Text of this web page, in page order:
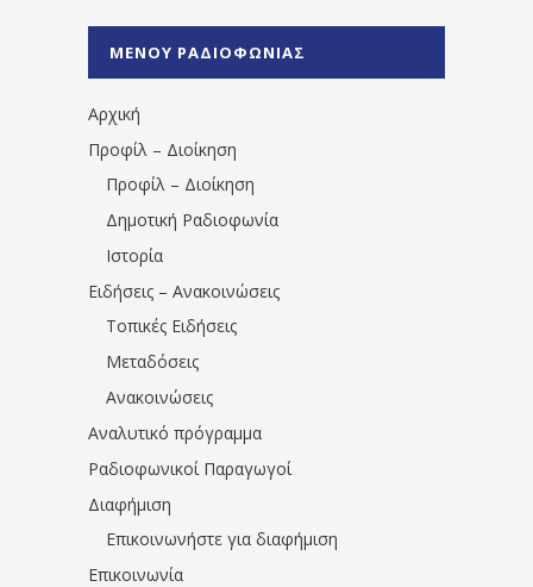
1531194763766854/" artist="" ]
ΜΕΝΟΥ ΡΑΔΙΟΦΩΝΙΑΣ
Αρχική
Προφίλ – Διοίκηση
Προφίλ – Διοίκηση
Δημοτική Ραδιοφωνία
Ιστορία
Ειδήσεις – Ανακοινώσεις
Τοπικές Ειδήσεις
Μεταδόσεις
Ανακοινώσεις
Αναλυτικό πρόγραμμα
Ραδιοφωνικοί Παραγωγοί
Διαφήμιση
Επικοινωνήστε για διαφήμιση
Επικοινωνία